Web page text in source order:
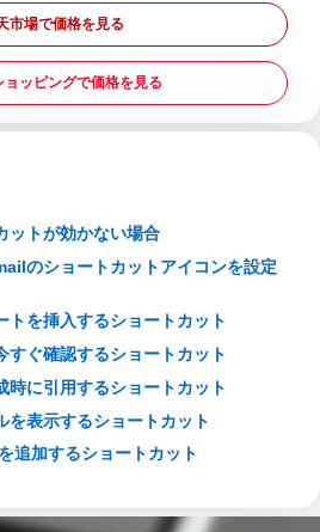
市場で価格を見る
ッピングで価格を見る
ットが効かない場合
のショートカットアイコンを設定
トを挿入するショートカット
すぐ確認するショートカット
時に引用するショートカット
を表示するショートカット
追加するショートカット